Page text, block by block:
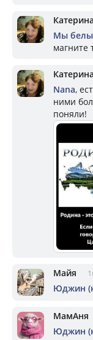
Катерина
Мы
магните
Катерина
Nana,
ними
поняли!
Майя
Юджин
МамАня
Юджин